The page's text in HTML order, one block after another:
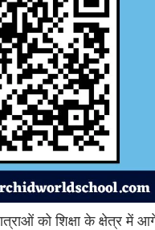
छात्राओं को शिक्षा के क्षेत्र